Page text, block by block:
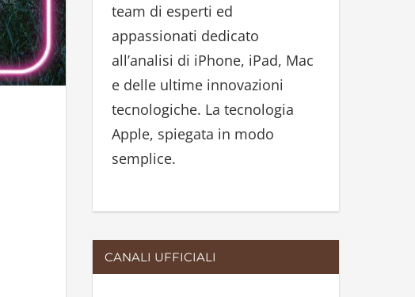
:
team di esperti ed
appassionati dedicato
all’analisi di iPhone, iPad, Mac
e delle ultime innovazioni
tecnologiche. La tecnologia
Apple, spiegata in modo
semplice.
CANALI UFFICIALI